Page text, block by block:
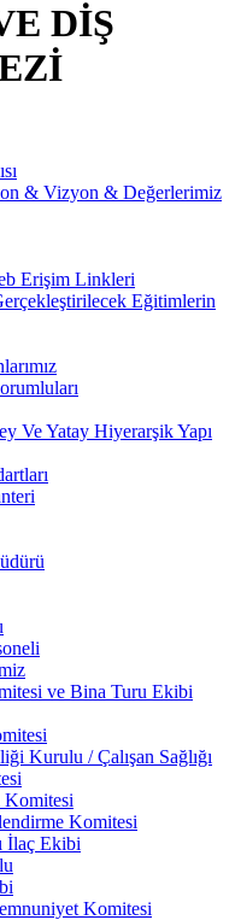
DİŞ
& Vizyon & Değerlerimiz
Erişim Linkleri
Eğitimlerin
Ve Yatay Hiyerarşik Yapı
ve Bina Turu Ekibi
Kurulu / Çalışan Sağlığı
Komitesi
İlaç Ekibi
Komitesi